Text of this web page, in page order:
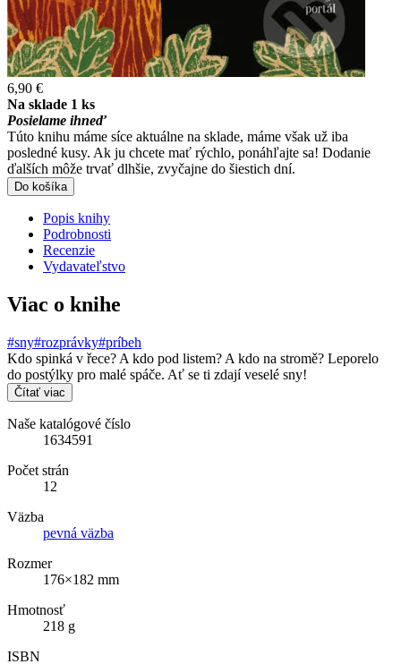
6,90 €
Na sklade 1 ks
Posielame ihneď
Túto knihu máme síce aktuálne na sklade, máme však už iba
posledné kusy. Ak ju chcete mať rýchlo, ponáhľajte sa! Dodanie
ďalších môže trvať dlhšie, zvyčajne do šiestich dní.
Do košíka
Popis knihy
Podrobnosti
Recenzie
Vydavateľstvo
Viac o knihe
#sny#rozprávky#príbeh
Kdo spinká v řece? A kdo pod listem? A kdo na stromě? Leporelo
do postýlky pro malé spáče. Ať se ti zdají veselé sny!
Čítať viac
Naše katalógové číslo
1634591
Počet strán
12
Väzba
pevná väzba
Rozmer
176×182 mm
Hmotnosť
218 g
ISBN